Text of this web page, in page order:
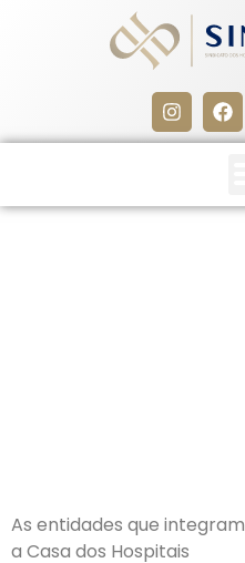
As entidades que integram
a Casa dos Hospitais